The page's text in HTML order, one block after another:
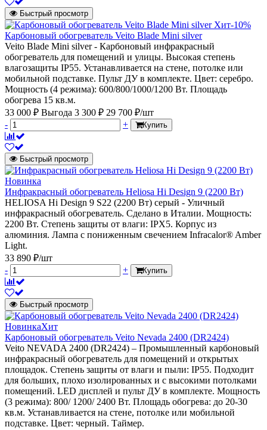
Быстрый просмотр
Хит-10%
Карбоновый обогреватель Veito Blade Mini silver
Veito Blade Mini silver - Карбоновый инфракрасный
обогреватель для помещений и улицы. Высокая степень
влагозащиты IP55. Устанавливается на стене, потолке или
мобильной подставке. Пульт ДУ в комплекте. Цвет: серебро.
Мощность (4 режима): 600/800/1000/1200 Вт. Площадь
обогрева 15 кв.м.
33 000 ₽ Выгода 3 300 ₽ 29 700 ₽/шт
-
+ Купить
Быстрый просмотр
Новинка
Инфракрасный обогреватель Heliosa Hi Design 9 (2200 Вт)
HELIOSA Hi Design 9 S22 (2200 Вт) серый - Уличный
инфракрасный обогреватель. Сделано в Италии. Мощность:
2200 Вт. Степень защиты от влаги: IPX5. Корпус из
алюминия. Лампа с пониженным свечением Infracalor® Amber
Light.
33 890 ₽/шт
-
+ Купить
Быстрый просмотр
НовинкаХит
Карбоновый обогреватель Veito Nevada 2400 (DR2424)
Veito NEVADA 2400 (DR2424) – Промышленный карбоновый
инфракрасный обогреватель для помещений и открытых
площадок. Степень защиты от влаги и пыли: IP55. Подходит
для больших, плохо изолированных и с высокими потолками
помещений. LED дисплей и пульт ДУ в комплекте. Мощность
(3 режима): 800/ 1200/ 2400 Вт. Площадь обогрева: до 20-30
кв.м. Устанавливается на стене, потолке или мобильной
подставке. Цвет: черный. Таймер.